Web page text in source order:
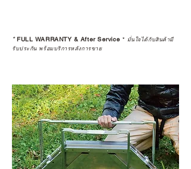
*FULL WARRANTY & After Service * มั่นใจได้กับสินค้ามี
รับประกัน พร้อมบริการหลังการขาย